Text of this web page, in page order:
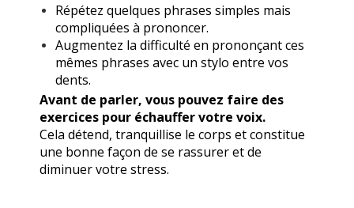
Répétez quelques phrases simples mais
compliquées à prononcer.
Augmentez la difficulté en prononçant ces
mêmes phrases avec un stylo entre vos
dents.
Avant de parler, vous pouvez faire des
exercices pour échauffer votre voix.
Cela détend, tranquillise le corps et constitue
une bonne façon de se rassurer et de
diminuer votre stress.